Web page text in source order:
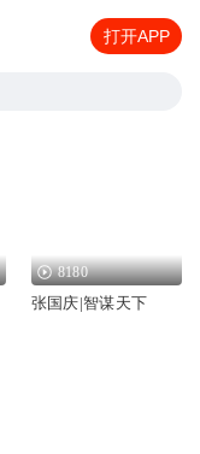
打开APP
8180
张国庆|智谋天下